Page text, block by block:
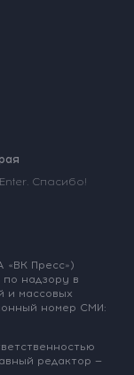
Спасибо!
«ВК Пресс»)
надзору в
и массовых
номер СМИ:
редактор —